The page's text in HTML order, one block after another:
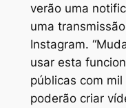
verão uma
uma
Instagram.
usar esta
públicas com
poderão criar